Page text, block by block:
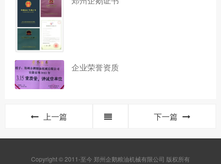
企业荣誉资质
上一篇 下一篇
Copyright © 2011-至今 郑州企鹅粮油机械有限公司 版权所有